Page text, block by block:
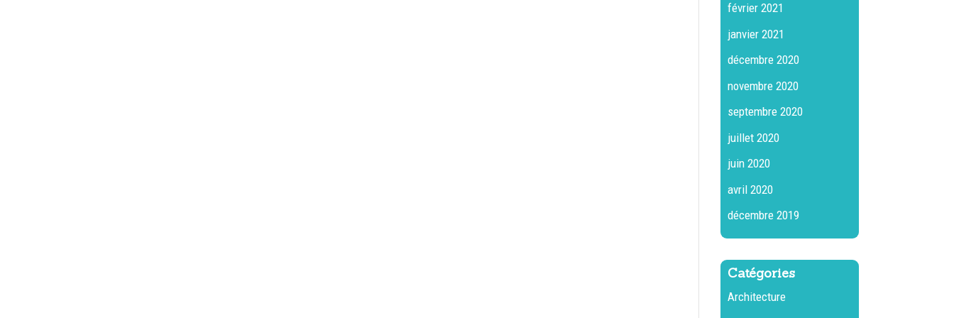
février 2021
janvier 2021
décembre 2020
novembre 2020
septembre 2020
juillet 2020
juin 2020
avril 2020
décembre 2019
Catégories
Architecture